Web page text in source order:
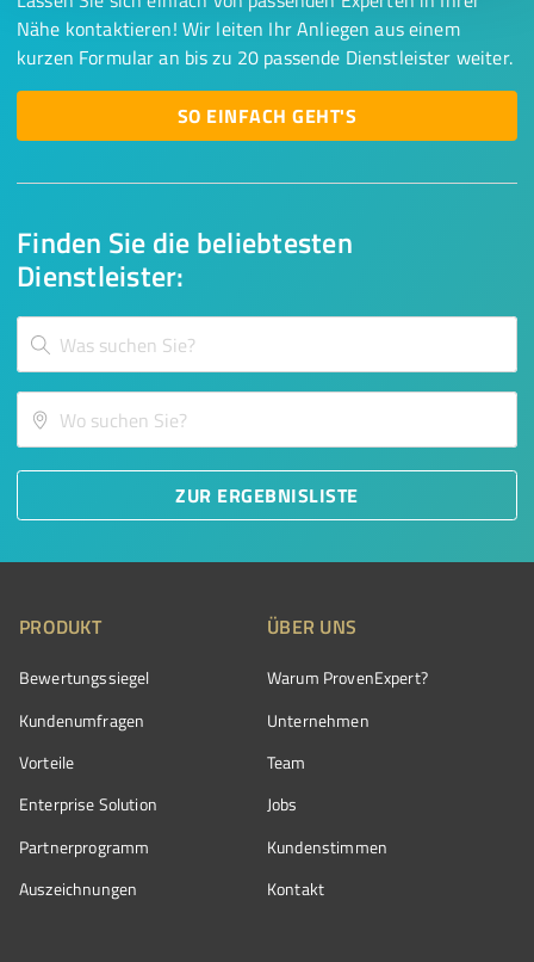
Finden Sie die beliebtesten
Dienstleister:
ZUR ERGEBNISLISTE
Nähe kontaktieren! Wir leiten Ihr Anliegen aus einem
kurzen Formular an bis zu 20 passende Dienstleister weiter.
SO EINFACH GEHT'S
PRODUKT
Bewertungssiegel
Kundenumfragen
Vorteile
Enterprise Solution
Partnerprogramm
Auszeichnungen
ÜBER UNS
Warum ProvenExpert?
Unternehmen
Team
Jobs
Kundenstimmen
Kontakt